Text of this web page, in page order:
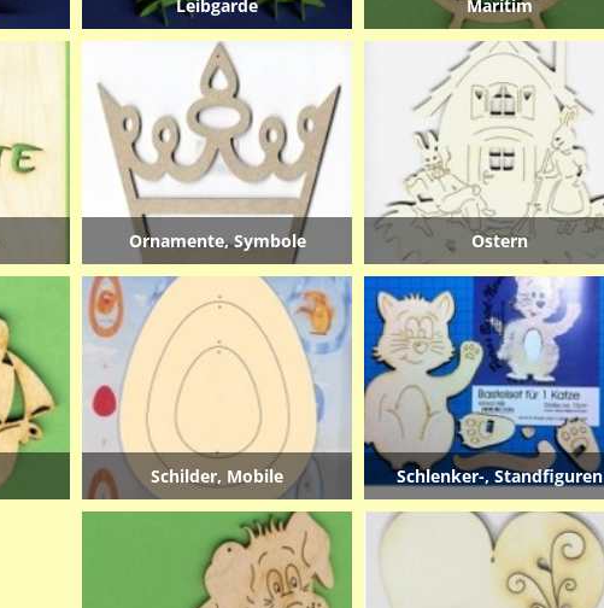
Leibgarde Maritim
Ornamente, Symbole Ostern
Schilder, Mobile Schlenker-, Standfiguren